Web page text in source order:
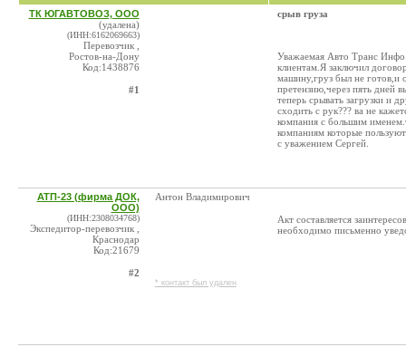
ТК ЮГАВТОВОЗ, ООО
(удалена)
(ИНН:6162069663)
Перевозчик ,
Ростов-на-Дону
Код:1438876
#1
срыв груза
Уважаемая Авто Транс
клиентам.Я заключил
машину,груз был не готов,и
претензию,через пять дней
теперь срывать загрузки и
сходить с рук??? ва не
компания с большим
компаниям которые
с уважением Сергей.
АТП-23 (фирма ДОК,
ООО)
(ИНН:2308034768)
Экспедитор-перевозчик ,
Краснодар
Код:21679
#2
Антон Владимирович
* контакт был удален
Акт составляется
необходимо письменно